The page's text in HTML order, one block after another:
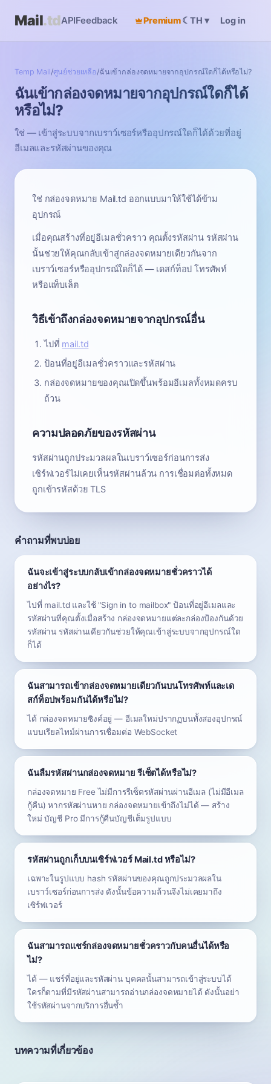
Mail.tdAPIFeedback Premium☾ TH ▾ Log in
Temp Mail/ศูนย์ช่วยเหลือ/ฉันเข้ากล่องจดหมายจากอุปกรณ์ใดก็ได้หรือไม่?
ฉันเข้ากล่องจดหมายจากอุปกรณ์ใดก็ได้
หรือไม่?
ใช่ — เข้าสู่ระบบจากเบราว์เซอร์หรืออุปกรณ์ใดก็ได้ด้วยที่อยู่
อีเมลและรหัสผ่านของคุณ
ใช่ กล่องจดหมาย Mail.td ออกแบบมาให้ใช้ได้ข้าม
อุปกรณ์
เมื่อคุณสร้างที่อยู่อีเมลชั่วคราว คุณตั้งรหัสผ่าน รหัสผ่าน
นั้นช่วยให้คุณกลับเข้าสู่กล่องจดหมายเดียวกันจาก
เบราว์เซอร์หรืออุปกรณ์ใดก็ได้ — เดสก์ท็อป โทรศัพท์
หรือแท็บเล็ต
วิธีเข้าถึงกล่องจดหมายจากอุปกรณ์อื่น
ไปที่ mail.td
ป้อนที่อยู่อีเมลชั่วคราวและรหัสผ่าน
กล่องจดหมายของคุณเปิดขึ้นพร้อมอีเมลทั้งหมดครบ
ถ้วน
ความปลอดภัยของรหัสผ่าน
รหัสผ่านถูกประมวลผลในเบราว์เซอร์ก่อนการส่ง
เซิร์ฟเวอร์ไม่เคยเห็นรหัสผ่านล้วน การเชื่อมต่อทั้งหมด
ถูกเข้ารหัสด้วย TLS
คำถามที่พบบ่อย
ฉันจะเข้าสู่ระบบกลับเข้ากล่องจดหมายชั่วคราวได้
อย่างไร?
ไปที่ mail.td และใช้ "Sign in to mailbox" ป้อนที่อยู่อีเมลและ
รหัสผ่านที่คุณตั้งเมื่อสร้าง กล่องจดหมายแต่ละกล่องป้องกันด้วย
รหัสผ่าน รหัสผ่านเดียวกันช่วยให้คุณเข้าสู่ระบบจากอุปกรณ์ใด
ก็ได้
ฉันสามารถเข้ากล่องจดหมายเดียวกันบนโทรศัพท์และเด
สก์ท็อปพร้อมกันได้หรือไม่?
ได้ กล่องจดหมายซิงค์อยู่ — อีเมลใหม่ปรากฏบนทั้งสองอุปกรณ์
แบบเรียลไทม์ผ่านการเชื่อมต่อ WebSocket
ฉันลืมรหัสผ่านกล่องจดหมาย รีเซ็ตได้หรือไม่?
กล่องจดหมาย Free ไม่มีการรีเซ็ตรหัสผ่านผ่านอีเมล (ไม่มีอีเมล
กู้คืน) หากรหัสผ่านหาย กล่องจดหมายเข้าถึงไม่ได้ — สร้าง
ใหม่ บัญชี Pro มีการกู้คืนบัญชีเต็มรูปแบบ
รหัสผ่านถูกเก็บบนเซิร์ฟเวอร์ Mail.td หรือไม่?
เฉพาะในรูปแบบ hash รหัสผ่านของคุณถูกประมวลผลใน
เบราว์เซอร์ก่อนการส่ง ดังนั้นข้อความล้วนจึงไม่เคยมาถึง
เซิร์ฟเวอร์
ฉันสามารถแชร์กล่องจดหมายชั่วคราวกับคนอื่นได้หรือ
ไม่?
ได้ — แชร์ที่อยู่และรหัสผ่าน บุคคลนั้นสามารถเข้าสู่ระบบได้
ใครก็ตามที่มีรหัสผ่านสามารถอ่านกล่องจดหมายได้ ดังนั้นอย่า
ใช้รหัสผ่านจากบริการอื่นซ้ำ
บทความที่เกี่ยวข้อง